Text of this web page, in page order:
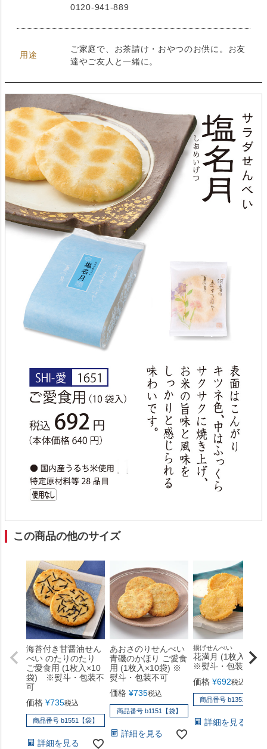
0120-941-889
用途
ご家庭で、お茶請け・おやつのお供に。お友
達やご友人と一緒に。
この商品の他のサイズ
海苔付き甘醤油せん
べい のたりのたり
ご愛食用 (1枚入×10
袋) ※熨斗・包装不
可
価格 ¥735税込
商品番号 b1551【袋】
詳細を見る
あおさのりせんべい
青磯のかほり ご愛食
用 (1枚入×10袋) ※
熨斗・包装不可
価格 ¥735税込
商品番号 b1151【袋】
詳細を見る
揚げせんべい
花満月 (1枚入×8袋)
※熨斗・包装不可
価格 ¥692税込
商品番号 b1351【袋】
詳細を見る